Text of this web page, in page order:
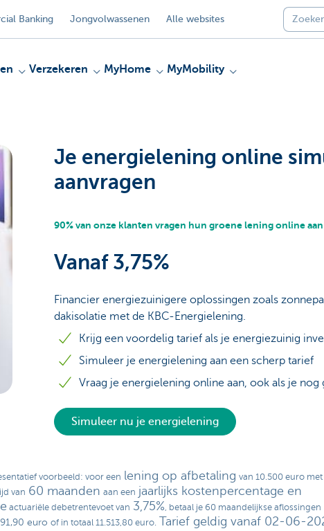
Banking Jongvolwassenen Alle websites
Verzekeren MyHome MyMobility
Je energielening online
aanvragen
90% van onze klanten vragen hun groene lening online aan
Vanaf 3,75%
Financier energiezuinigere oplossingen zoals
dakisolatie met de KBC-Energielening.
Krijg een voordelig tarief als je energiezuinig
Simuleer je energielening aan een scherp tarief
Vraag je energielening online aan, ook als je nog
Simuleer nu je energielening
voorbeeld: voor een lening op afbetaling van 10.500 euro met
van 60 maanden aan een jaarlijks kostenpercentage en
actuariële debetrentevoet van 3,75%, betaal je 60 maandelijkse aflossingen
euro of in totaal 11.513,80 euro. Tarief geldig vanaf 02-06-